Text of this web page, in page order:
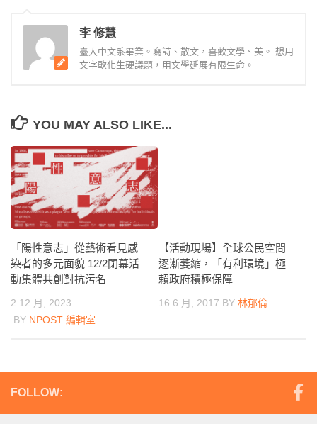
李 修慧
臺大中文系畢業。寫詩、散文，喜歡文學、美。 想用
文字軟化生硬議題，用文學延展有限生命。
YOU MAY ALSO LIKE...
「陽性意志」從藝術看見感
染者的多元面貌 12/2閉幕活
動集體共創對抗污名
2 12 月, 2023
BY NPOST 編輯室
【活動現場】全球公民空間
逐漸萎縮，「有利環境」極
賴政府積極保障
16 6 月, 2017 BY 林郁倫
FOLLOW: